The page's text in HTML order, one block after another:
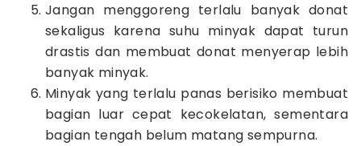
Jangan menggoreng terlalu banyak donat
sekaligus karena suhu minyak dapat turun
drastis dan membuat donat menyerap lebih
banyak minyak.
Minyak yang terlalu panas berisiko membuat
bagian luar cepat kecokelatan, sementara
bagian tengah belum matang sempurna.